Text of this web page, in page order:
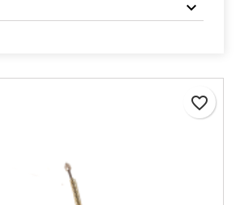
favorite_border